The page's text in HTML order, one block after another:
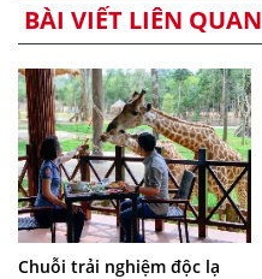
BÀI VIẾT LIÊN QUAN
Chuỗi trải nghiệm độc lạ